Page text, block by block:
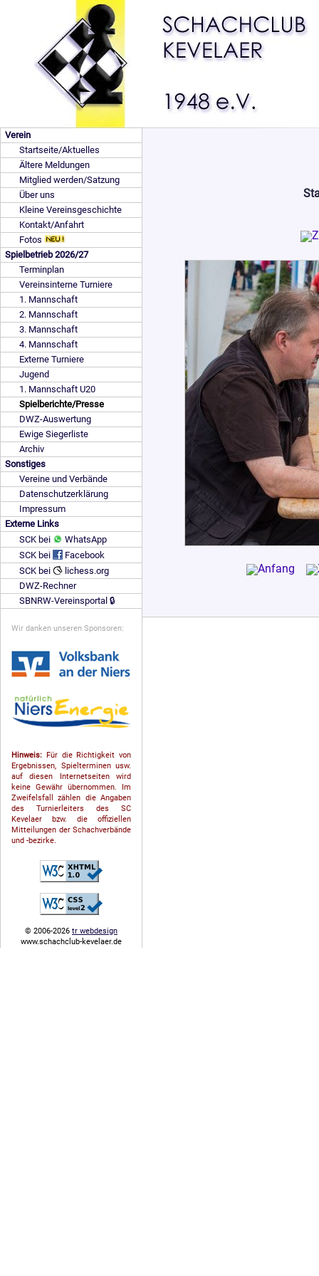
Verein
Startseite/Aktuelles
Ältere Meldungen
Mitglied werden/Satzung
Über uns
Kleine Vereinsgeschichte
Kontakt/Anfahrt
Fotos
Spielbetrieb 2026/27
Terminplan
Vereinsinterne Turniere
1. Mannschaft
2. Mannschaft
3. Mannschaft
4. Mannschaft
Externe Turniere
Jugend
1. Mannschaft U20
Spielberichte/Presse
DWZ-Auswertung
Ewige Siegerliste
Archiv
Sonstiges
Vereine und Verbände
Datenschutzerklärung
Impressum
Externe Links
SCK bei
WhatsApp
SCK bei
Facebook
SCK bei
lichess.org
DWZ-Rechner
SBNRW-Vereinsportal 🔒
Wir danken unseren Sponsoren:
Hinweis: Für die Richtigkeit von
Ergebnissen, Spielterminen usw.
auf diesen Internetseiten wird
keine Gewähr übernommen. Im
Zweifelsfall zählen die Angaben
des Turnierleiters des SC
Kevelaer bzw. die offiziellen
Mitteilungen der Schach­ver­bände
und -bezirke.
© 2006-2026 tr webdesign
www.schachclub-kevelaer.de